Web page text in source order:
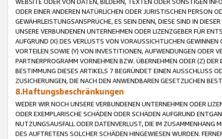
ODER EINER ANDEREN NATÜRLICHEN ODER JURISTISCHEN PERSON
GEWÄHRLEISTUNGSANSPRÜCHE, ES SEIN DENN, DIESE SIND IN
UNSERE VERBUNDENEN UNTERNEHMEN ODER LIZENZGEBER FÜR
AUFGRUND (X) DES VERLUSTS VON VORAUSSICHTLICHEN
VORTEILEN SOWIE (Y) VON INVESTITIONEN, AUFWENDUNGEN ODER
PARTNERPROGRAMM VORNEHMEN BZW. ÜBERNEHMEN ODER (Z)
BESTIMMUNG DIESES ARTIKELS 7 BEGRÜNDET EINEN AUSSCHLUSS
ZUSICHERUNGEN, DIE NACH DEN ANWENDBAREN GESETZLICHEN
8.Haftungsbeschränkungen
WEDER WIR NOCH UNSERE VERBUNDENEN UNTERNEHMEN ODER
ODER EXEMPLARISCHE SCHÄDEN ODER SCHÄDEN AUFGRUND
NUTZUNGSAUSFALL ODER DATENVERLUST, DIE IM ZUSAMMENHANG
DES AUFTRETENS SOLCHER SCHÄDEN HINGEWIESEN WURDEN.